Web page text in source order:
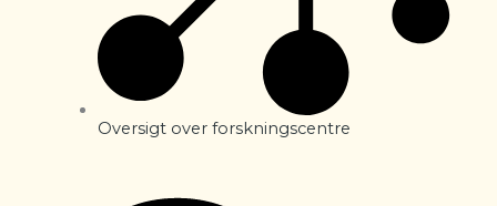
Oversigt over forskningscentre